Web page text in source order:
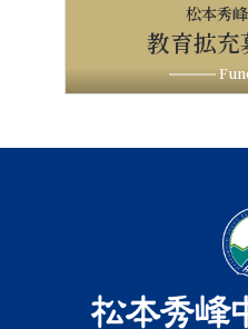
松本秀
教育拡充